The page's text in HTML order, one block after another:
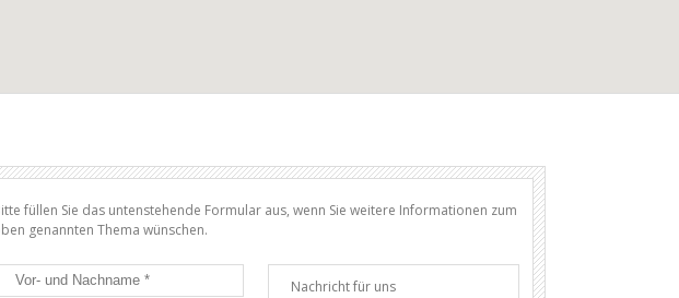
füllen Sie das untenstehende Formular aus, wenn Sie weitere Informationen zum
genannten Thema wünschen.